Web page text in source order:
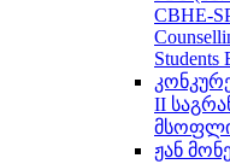
CBHE-
Students
II
ჟან